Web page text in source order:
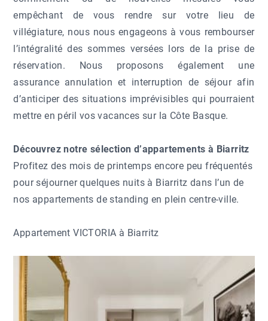
empêchant de vous rendre sur votre lieu de
villégiature, nous nous engageons à vous rembourser
l’intégralité des sommes versées lors de la prise de
réservation. Nous proposons également une
assurance annulation et interruption de séjour afin
d’anticiper des situations imprévisibles qui pourraient
mettre en péril vos vacances sur la Côte Basque.
Découvrez notre sélection d’appartements à Biarritz
Profitez des mois de printemps encore peu fréquentés
pour séjourner quelques nuits à Biarritz dans l’un de
nos appartements de standing en plein centre-ville.
Appartement VICTORIA à Biarritz